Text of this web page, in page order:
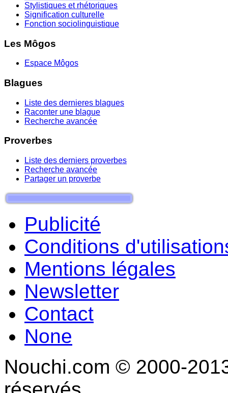
Stylistiques et rhétoriques
Signification culturelle
Fonction sociolinguistique
Les Môgos
Espace Môgos
Blagues
Liste des dernieres blagues
Raconter une blague
Recherche avancée
Proverbes
Liste des derniers proverbes
Recherche avancée
Partager un proverbe
Publicité
Conditions
Mentions légales
Newsletter
Contact
None
Nouchi.com © 2000-